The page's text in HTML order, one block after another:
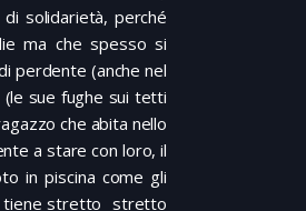
solidarietà, perché
ma che spesso si
perdente (anche nel
sue fughe sui tetti
che abita nello
a stare con loro, il
in piscina come gli
tiene stretto stretto